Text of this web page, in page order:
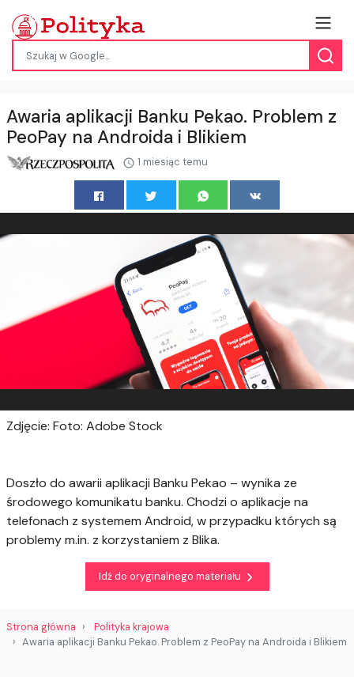
Awaria aplikacji Banku Pekao. Problem z
PeoPay na Androida i Blikiem
1 miesiąc temu
Zdjęcie: Foto: Adobe Stock
Doszło do awarii aplikacji Banku Pekao – wynika ze
środowego komunikatu banku. Chodzi o aplikacje na
telefonach z systemem Android, w przypadku których są
problemy m.in. z korzystaniem z Blika.
Idź do oryginalnego materiału
Strona główna
Polityka krajowa
Awaria aplikacji Banku Pekao. Problem z PeoPay na Androida i Blikiem